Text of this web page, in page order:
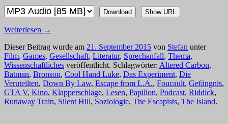
Download Show URL
Weiterlesen →
Dieser Beitrag wurde am 21. September 2015 von Stefan unter
Film, Games, Gesellschaft, Literatur, Sprechanfall, Thema,
Wissenschaftliches veröffentlicht. Schlagwörter: Altered Carbon,
Batman, Bronson, Cool Hand Luke, Das Experiment, Die
Veruteilten, Down By Law, Escape from L.A., Foucault, Gefängnis,
GTA V, Kino, Klapperschlage, Lesen, Papilion, Podcast, Riddick,
Runaway Train, Silent Hill, Soziologie, The Escapists, The Island.